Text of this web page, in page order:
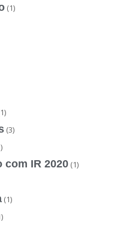
(1)
(3)
com IR 2020 (1)
(1)